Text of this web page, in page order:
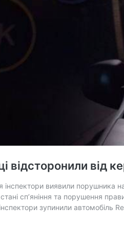
відсторонили від
інспектори виявили порушника
сп’яніння та порушення
зупинили автомобіль